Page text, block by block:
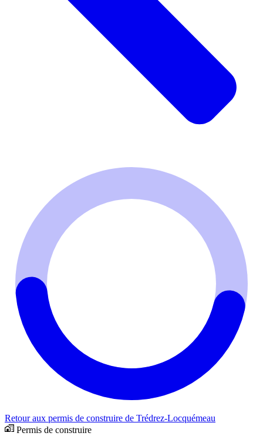
Retour aux permis de construire de Trédrez-Locquémeau
Permis de construire